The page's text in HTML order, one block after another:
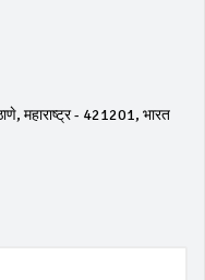
महाराष्ट्र - 421201, भारत